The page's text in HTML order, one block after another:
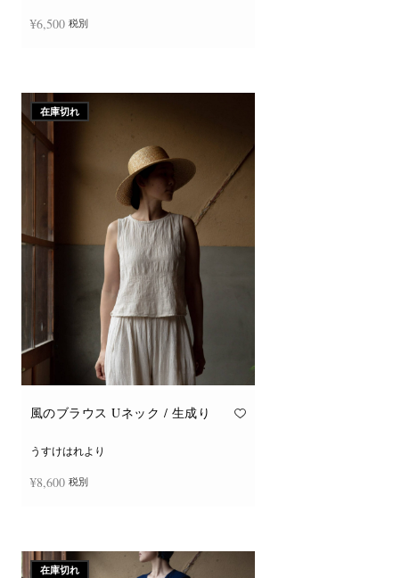
¥6,500 税別
バ
リ
エ
ー
シ
ョ
ン
が
あ
り
ま
す。
オ
プ
シ
ン
は
品
ペ
す
在庫切れ
風のブラウス Uネック / 生成り
うすけはれより
¥8,600 税別
在庫切れ